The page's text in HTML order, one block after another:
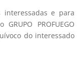
e para
PROFUEGO
do interessado